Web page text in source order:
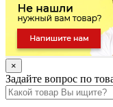
×
Задайте вопрос по